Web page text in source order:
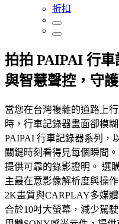
折扣
拍拍 PAIPAI 行
與智慧聲控，守
當您在台灣複雜的道路上
時，行車記錄器畫面卻模
PAIPAI 行車記錄器系列，
關鍵時刻看得見每個瞬間
提供可靠的錄影證明。 選
主最在意影像解析度與操
2K畫質與CARPLAY多媒
合於10吋大螢幕，減少駕